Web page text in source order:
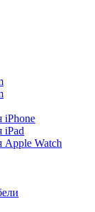
iPhone
iPad
Apple Watch